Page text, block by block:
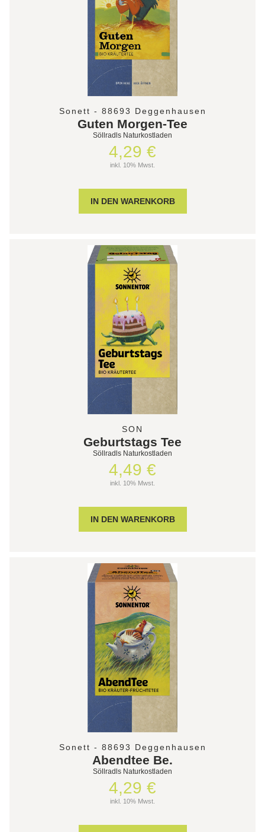
Sonett - 88693 Deggenhausen
Guten Morgen-Tee
Söllradls Naturkostladen
4,29 €
inkl. 10% Mwst.
SON
Geburtstags Tee
Söllradls Naturkostladen
4,49 €
inkl. 10% Mwst.
Sonett - 88693 Deggenhausen
Abendtee Be.
Söllradls Naturkostladen
4,29 €
inkl. 10% Mwst.